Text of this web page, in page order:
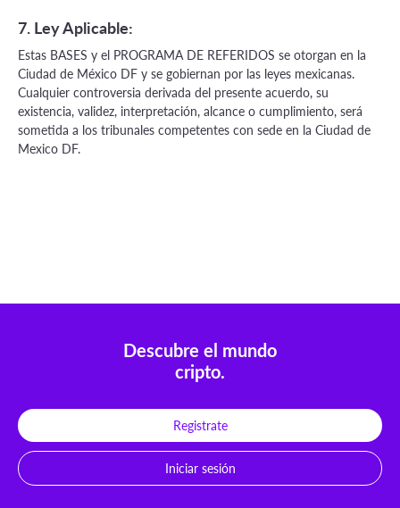
7. Ley Aplicable:
Estas BASES y el PROGRAMA DE REFERIDOS se otorgan en la
Ciudad de México DF y se gobiernan por las leyes mexicanas.
Cualquier controversia derivada del presente acuerdo, su
existencia, validez, interpretación, alcance o cumplimiento, será
sometida a los tribunales competentes con sede en la Ciudad de
Mexico DF.
Descubre el mundo
cripto.
Registrate
Iniciar sesión